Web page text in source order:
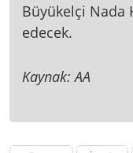
Büyükelçi Nada
edecek.
Kaynak: AA